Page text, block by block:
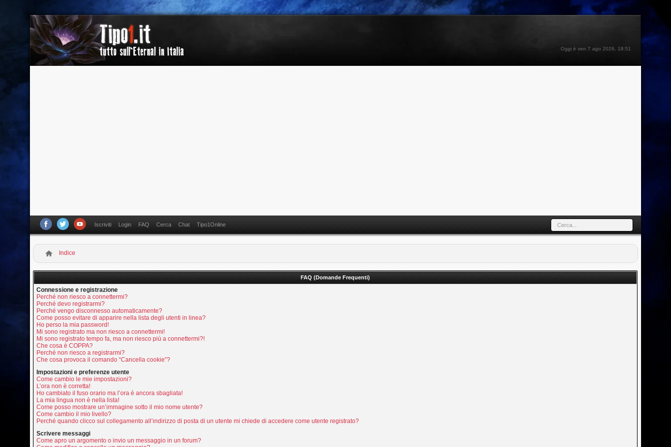
Oggi è ven 7 ago 2026, 18:51
Iscriviti Login FAQ Cerca Chat Tipo1Online
Indice
FAQ (Domande Frequenti)
Connessione e registrazione
Perché non riesco a connettermi?
Perché devo registrarmi?
Perché vengo disconnesso automaticamente?
Come posso evitare di apparire nella lista degli utenti in linea?
Ho perso la mia password!
Mi sono registrato ma non riesco a connettermi!
Mi sono registrato tempo fa, ma non riesco piú a connettermi?!
Che cosa è COPPA?
Perché non riesco a registrarmi?
Che cosa provoca il comando “Cancella cookie”?
Impostazioni e preferenze utente
Come cambio le mie impostazioni?
L’ora non è corretta!
Ho cambiato il fuso orario ma l’ora è ancora sbagliata!
La mia lingua non è nella lista!
Come posso mostrare un’immagine sotto il mio nome utente?
Come cambio il mio livello?
Perché quando clicco sul collegamento all’indirizzo di posta di un utente mi chiede di accedere come utente registrato?
Scrivere messaggi
Come apro un argomento o invio un messaggio in un forum?